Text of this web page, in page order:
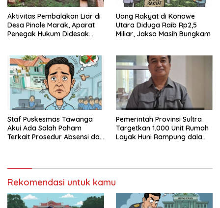
Aktivitas Pembalakan Liar di
Desa Pinole Marak, Aparat
Penegak Hukum Didesak
Uang Rakyat di Konawe
Utara Diduga Raib Rp2,5
Miliar, Jaksa Masih Bungkam
Staf Puskesmas Tawanga
Akui Ada Salah Paham
Terkait Prosedur Absensi dan
Pemerintah Provinsi Sultra
Targetkan 1.000 Unit Rumah
Layak Huni Rampung dalam
Rekomendasi untuk kamu